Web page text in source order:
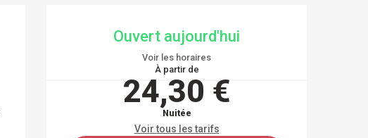
OUVERTURE ET
Ouvert aujourd'hui
Voir les horaires
À partir de
24,30 €
Nuitée
Voir tous les tarifs